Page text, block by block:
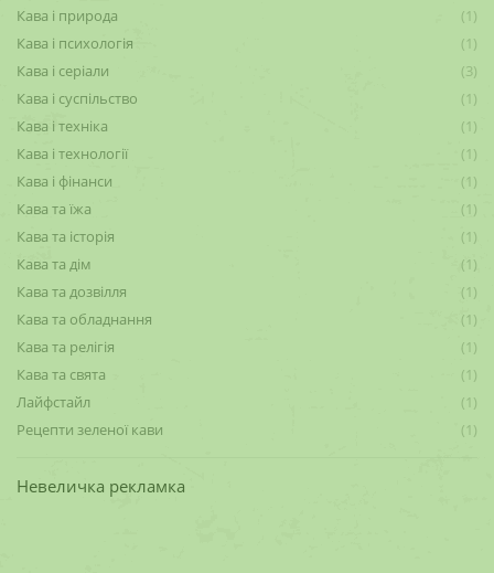
Кава і природа
(1)
Кава і психологія
(1)
Кава і серіали
(3)
Кава і суспільство
(1)
Кава і техніка
(1)
Кава і технології
(1)
Кава і фінанси
(1)
Кава та їжа
(1)
Кава та історія
(1)
Кава та дім
(1)
Кава та дозвілля
(1)
Кава та обладнання
(1)
Кава та релігія
(1)
Кава та свята
(1)
Лайфстайл
(1)
Рецепти зеленої кави
(1)
Невеличка рекламка